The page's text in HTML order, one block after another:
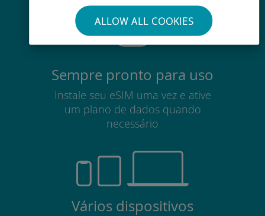
ALLOW ALL COOKIES
Sempre pronto para uso
Instale seu eSIM uma vez e ative
um plano de dados quando
necessário
Vários dispositivos